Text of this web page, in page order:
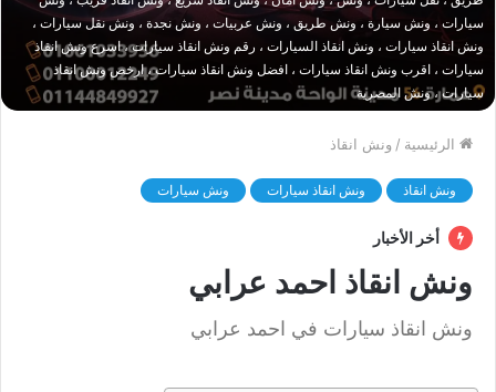
سيارات ، ونش سيارة ، ونش طريق ، ونش عربيات ، ونش نجدة ، ونش نقل سيارات ،
ونش انقاذ سيارات ، ونش انقاذ السيارات ، رقم ونش انقاذ سيارات ، اسرع ونش انقاذ
سيارات ، اقرب ونش انقاذ سيارات ، افضل ونش انقاذ سيارات ، ارخص ونش انقاذ
سيارات ، ونش المصرية
الرئيسية / ونش انقاذ
ونش انقاذ ونش انقاذ سيارات ونش سيارات
أخر الأخبار
ونش انقاذ احمد عرابي
ونش انقاذ سيارات في احمد عرابي